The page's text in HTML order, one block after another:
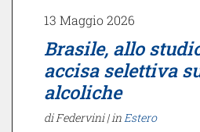
13 Maggio 2026
Brasile, allo
accisa selettiva
alcoliche
di Federvini |inEstero